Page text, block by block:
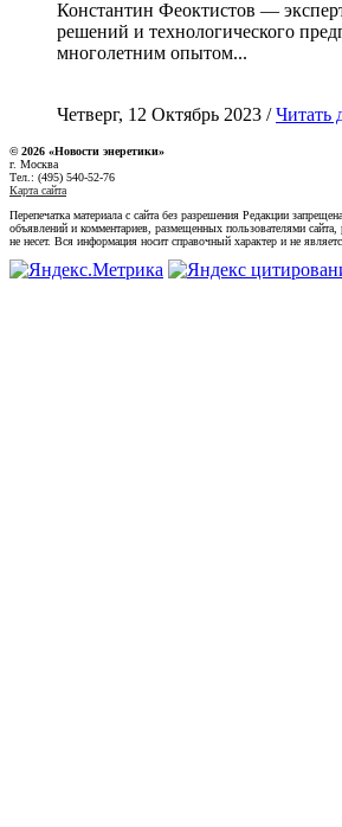
Константин Феоктистов —
решений и технологического
многолетним опытом...
Четверг, 12 Октябрь 2023 /Читать
© 2026 «Новости энеретики»
г. Москва
Тел.: (495) 540-52-76
Карта сайта
Перепечатка материала с сайта без разрешения Редакции
объявлений и комментариев, размещенных пользователями сайта,
не несет. Вся информация носит справочный характер и не